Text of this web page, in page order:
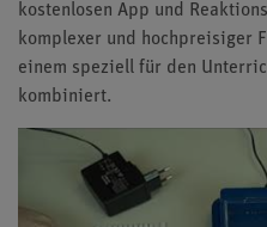
kostenlosen App und
komplexer und hochpreisiger
einem speziell für den
kombiniert.